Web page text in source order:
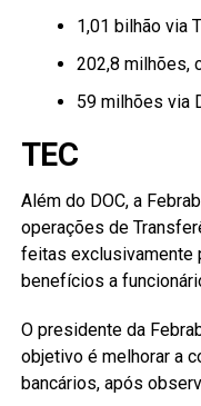
1,01 bilhão via
202,8 milhões,
59 milhões via
TEC
Além do DOC, a
operações de
feitas exclusivamente
benefícios a
O presidente da
objetivo é melhorar a
bancários, após